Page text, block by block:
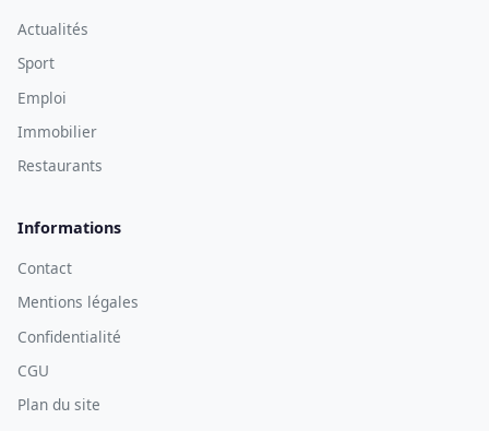
Actualités
Sport
Emploi
Immobilier
Restaurants
Informations
Contact
Mentions légales
Confidentialité
CGU
Plan du site